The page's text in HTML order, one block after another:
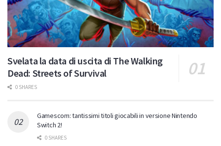
Svelata la data di uscita di The Walking
Dead: Streets of Survival
0 SHARES
Gamescom: tantissimi titoli giocabili in versione Nintendo
Switch 2!
0 SHARES